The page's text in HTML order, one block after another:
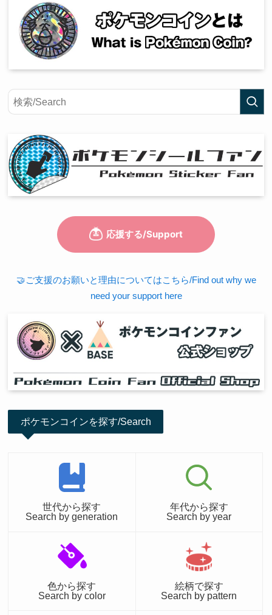
🤝ご支援のお願いと理由についてはこちら/Find out why we
need your support here
ポケモンコインを探す/Search
世代から探す
Search by generation
年代から探す
Search by year
色から探す
Search by color
絵柄で探す
Search by pattern